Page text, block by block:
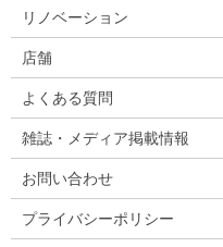
リノベーション
店舗
よくある質問
雑誌・メディア掲載情報
お問い合わせ
プライバシーポリシー